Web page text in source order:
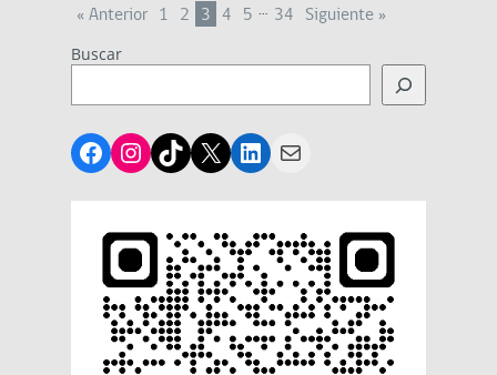
« Anterior 1 2 3 4 5 … 34 Siguiente »
Buscar
Facebook
Instagram
TikTok
X LinkedIn
Mail